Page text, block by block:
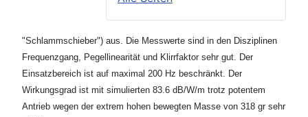
"Schlammschieber") aus. Die Messwerte sind in den Disziplinen
Frequenzgang, Pegellinearität und Klirrfaktor sehr gut. Der
Einsatzbereich ist auf maximal 200 Hz beschränkt. Der
Wirkungsgrad ist mit simulierten 83.6 dB/W/m trotz potentem
Antrieb wegen der extrem hohen bewegten Masse von 318 gr sehr